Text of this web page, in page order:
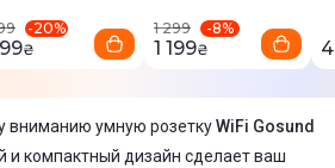
-20%
₴
1 299 -8%
1 199₴
вниманию умную розеткуWiFi Gosund
и компактный дизайн сделает ваш